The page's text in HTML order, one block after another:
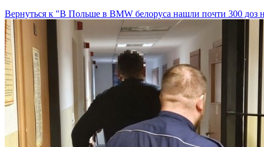
Вернуться к "В Польше в BMW белоруса нашли почти 300 доз